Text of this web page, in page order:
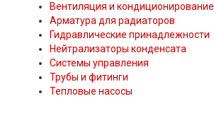
Вентиляция и кондиционирование
Арматура для радиаторов
Гидравлические принадлежности
Нейтрализаторы конденсата
Системы управления
Трубы и фитинги
Тепловые насосы